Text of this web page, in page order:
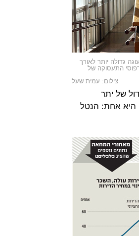
גדולה יותר לאורך
התעסוקה של
צילום: עמית שעל
של יתר
היא אחת: הנטל